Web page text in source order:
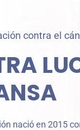
contra el
nació en 2015